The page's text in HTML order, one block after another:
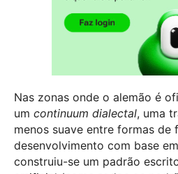
Nas zonas onde o alemão é
um continuum dialectal, uma
menos suave entre formas de
desenvolvimento com base
construiu-se um padrão